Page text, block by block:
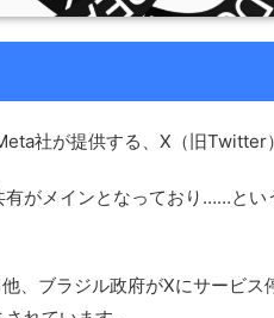
社が提供する、X（旧Twitter
がメインとなっており……とい
、ブラジル政府がXにサービス